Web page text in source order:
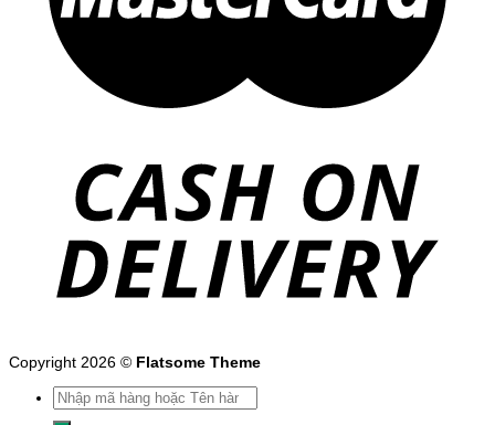
Copyright 2026 © Flatsome Theme
Tìm
kiếm: